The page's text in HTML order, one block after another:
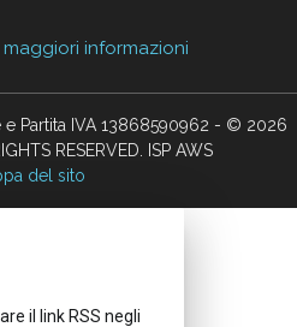
informazioni
Partita IVA 13868590962 - © 2026
RESERVED. ISP AWS
del sito
il link RSS negli